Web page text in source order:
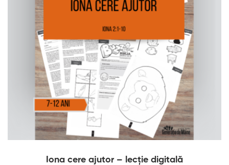
Iona cere ajutor – lecție digitală